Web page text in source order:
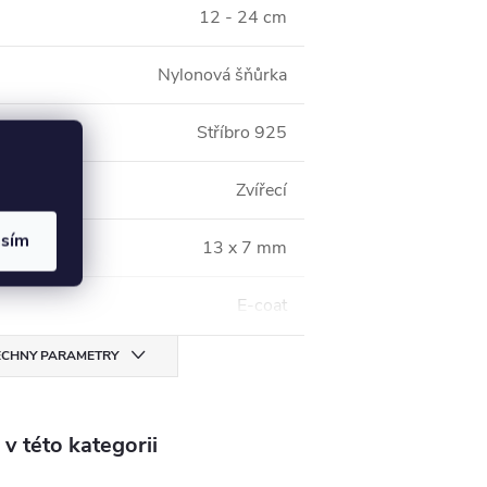
12 - 24 cm
Nylonová šňůrka
Stříbro 925
Zvířecí
13 x 7 mm
E-coat
PARAMETRY
této kategorii